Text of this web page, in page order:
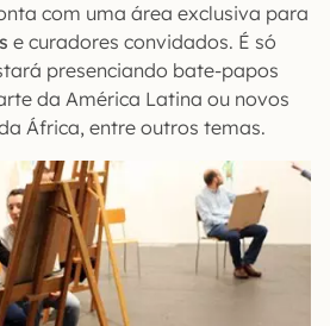
com uma área exclusiva para
e curadores convidados. É só
presenciando bate-papos
da América Latina ou novos
África, entre outros temas.